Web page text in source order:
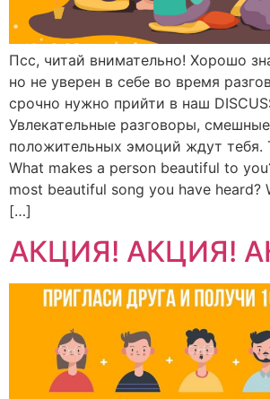
Псс, читай внимательно! Хорошо
но не уверен в себе во время
срочно нужно прийти в наш
Увлекательные разговоры,
положительных эмоций ждут тебя.
What makes a person beautiful to
most beautiful song you have heard?
[…]
АКЦИЯ! АКЦИЯ!